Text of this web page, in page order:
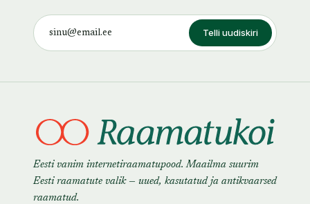
Telli uudiskiri
Eesti vanim internetiraamatupood. Maailma suurim
Eesti raamatute valik — uued, kasutatud ja antikvaarsed
raamatud.